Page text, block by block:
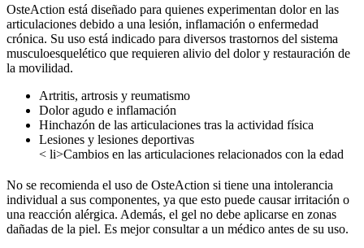
OsteAction está diseñado para quienes experimentan dolor en las
articulaciones debido a una lesión, inflamación o enfermedad
crónica. Su uso está indicado para diversos trastornos del sistema
musculoesquelético que requieren alivio del dolor y restauración de
la movilidad.
Artritis, artrosis y reumatismo
Dolor agudo e inflamación
Hinchazón de las articulaciones tras la actividad física
Lesiones y lesiones deportivas
< li>Cambios en las articulaciones relacionados con la edad
No se recomienda el uso de OsteAction si tiene una intolerancia
individual a sus componentes, ya que esto puede causar irritación o
una reacción alérgica. Además, el gel no debe aplicarse en zonas
dañadas de la piel. Es mejor consultar a un médico antes de su uso.